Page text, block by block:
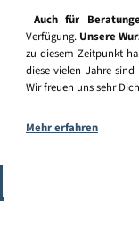
Auch für
Verfügung. Unsere
zu diesem Zeitpunkt
diese vielen Jahre
Wir freuen uns sehr
Mehr erfahren